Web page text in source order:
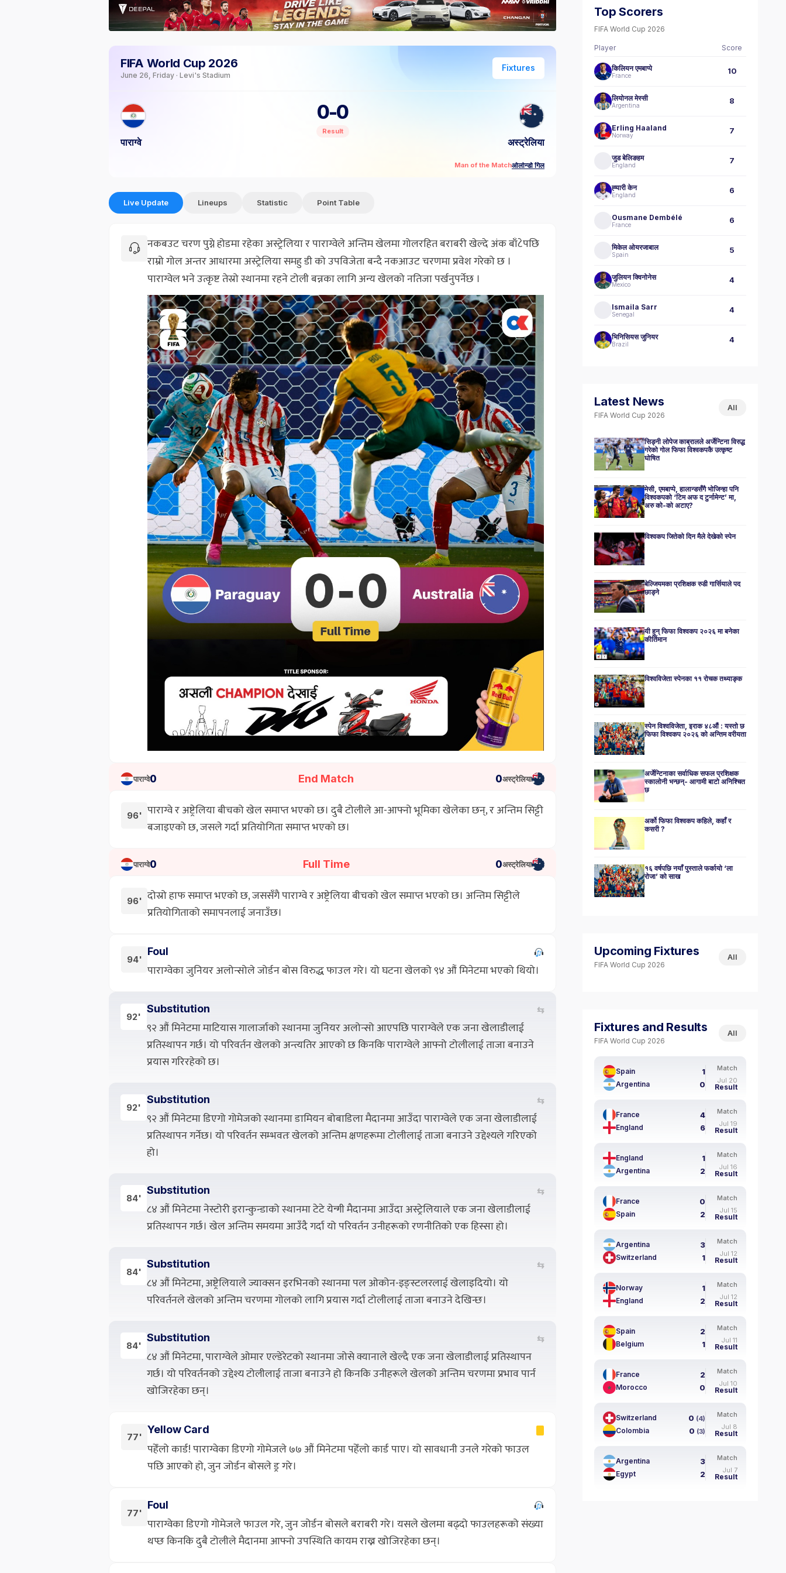
FIFA World Cup 2026
June 26, Friday · Levi's Stadium
Fixtures
पाराग्वे
0-0
Result
अस्ट्रेलिया
Man of the Matchओर्लान्डो गिल
Live Update Lineups Statistic Point Table
नकबउट चरण पुग्ने होडमा रहेका अस्ट्रेलिया र पाराग्वेले अन्तिम खेलमा गोलरहित बराबरी खेल्दे अंक बाँ८ेपछि
राम्रो गोल अन्तर आधारमा अस्ट्रेलिया समहु डी को उपविजेता बन्दै नकआउट चरणमा प्रवेश गरेको छ ।
पाराग्वेल भने उत्कृष्ट तेस्रो स्थानमा रहने टोली बन्नका लागि अन्य खेलको नतिजा पर्खनुपर्नेछ ।
पाराग्वे0 End Match अस्ट्रेलिया
0
96' पाराग्वे र अष्ट्रेलिया बीचको खेल समाप्त भएको छ। दुबै टोलीले आ-आफ्नो भूमिका खेलेका छन्, र अन्तिम सिट्टी
बजाइएको छ, जसले गर्दा प्रतियोगिता समाप्त भएको छ।
पाराग्वे0 Full Time अस्ट्रेलिया
0
96' दोस्रो हाफ समाप्त भएको छ, जससँगै पाराग्वे र अष्ट्रेलिया बीचको खेल समाप्त भएको छ। अन्तिम सिट्टीले
प्रतियोगिताको समापनलाई जनाउँछ।
94'
Foul
पाराग्वेका जुनियर अलोन्सोले जोर्डन बोस विरुद्ध फाउल गरे। यो घटना खेलको ९४ औं मिनेटमा भएको थियो।
92'
Substitution ⇆
९२ औं मिनेटमा माटियास गालार्जाको स्थानमा जुनियर अलोन्सो आएपछि पाराग्वेले एक जना खेलाडीलाई
प्रतिस्थापन गर्छ। यो परिवर्तन खेलको अन्त्यतिर आएको छ किनकि पाराग्वेले आफ्नो टोलीलाई ताजा बनाउने
प्रयास गरिरहेको छ।
92'
Substitution ⇆
९२ औं मिनेटमा डिएगो गोमेजको स्थानमा डामियन बोबाडिला मैदानमा आउँदा पाराग्वेले एक जना खेलाडीलाई
प्रतिस्थापन गर्नेछ। यो परिवर्तन सम्भवतः खेलको अन्तिम क्षणहरूमा टोलीलाई ताजा बनाउने उद्देश्यले गरिएको
हो।
84'
Substitution ⇆
८४ औं मिनेटमा नेस्टोरी इरान्कुन्डाको स्थानमा टेटे येन्गी मैदानमा आउँदा अस्ट्रेलियाले एक जना खेलाडीलाई
प्रतिस्थापन गर्छ। खेल अन्तिम समयमा आउँदै गर्दा यो परिवर्तन उनीहरूको रणनीतिको एक हिस्सा हो।
84'
Substitution ⇆
८४ औं मिनेटमा, अष्ट्रेलियाले ज्याक्सन इरभिनको स्थानमा पल ओकोन-इङ्स्टलरलाई खेलाइदियो। यो
परिवर्तनले खेलको अन्तिम चरणमा गोलको लागि प्रयास गर्दा टोलीलाई ताजा बनाउने देखिन्छ।
84'
Substitution ⇆
८४ औं मिनेटमा, पाराग्वेले ओमार एल्डेरेटको स्थानमा जोसे क्यानाले खेल्दै एक जना खेलाडीलाई प्रतिस्थापन
गर्छ। यो परिवर्तनको उद्देश्य टोलीलाई ताजा बनाउने हो किनकि उनीहरूले खेलको अन्तिम चरणमा प्रभाव पार्न
खोजिरहेका छन्।
77'
Yellow Card
पहेँलो कार्ड! पाराग्वेका डिएगो गोमेजले ७७ औं मिनेटमा पहेँलो कार्ड पाए। यो सावधानी उनले गरेको फाउल
पछि आएको हो, जुन जोर्डन बोसले ड्र गरे।
77'
Foul
पाराग्वेका डिएगो गोमेजले फाउल गरे, जुन जोर्डन बोसले बराबरी गरे। यसले खेलमा बढ्दो फाउलहरूको संख्या
थप्छ किनकि दुबै टोलीले मैदानमा आफ्नो उपस्थिति कायम राख्न खोजिरहेका छन्।
Top Scorers
FIFA World Cup 2026
Player Score
किलियन एमबाप्पे
France 10
लियोनल मेस्सी
Argentina 8
Erling Haaland
Norway 7
जुड बेलिङहम
England 7
ह्‍यारी केन
England 6
Ousmane Dembélé
France 6
मिकेल ओयरजाबाल
Spain 5
जुलियन क्विनोनेस
Mexico 4
Ismaila Sarr
Senegal 4
भिनिसियस जुनियर
Brazil 4
Latest News
FIFA World Cup 2026
All
सिड्नी लोपेज काब्रालले अर्जेन्टिना विरुद्ध
गरेको गोल फिफा विश्वकपकै उत्कृष्ट
घोषित
मेसी, एमबाप्पे, हालान्डसँगै भोजिन्हा पनि
विश्वकपको ‘टिम अफ द टुर्नामेन्ट’ मा,
अरु को-को अटाए?
विश्वकप जितेको दिन मैले देखेको स्पेन
बेल्जियमका प्रशिक्षक रुडी गार्सियाले पद
छाड्ने
यी हुन् फिफा विश्वकप २०२६ मा बनेका
कीर्तिमान
विश्वविजेता स्पेनका ११ रोचक तथ्याङ्क
स्पेन विश्वविजेता, इराक ४८औं : यस्तो छ
फिफा विश्वकप २०२६ को अन्तिम वरीयता
अर्जेन्टिनाका सर्वाधिक सफल प्रशिक्षक
स्कालोनी भन्छन्- आगामी बाटो अनिश्चित
छ
अर्को फिफा विश्वकप कहिले, कहाँ र
कसरी ?
१६ वर्षपछि नयाँ पुस्ताले फर्कायो ‘ला
रोजा’ को साख
Upcoming Fixtures
FIFA World Cup 2026
All
Fixtures and Results
FIFA World Cup 2026
All
Spain 1
Argentina 0
Match
Jul 20
Result
France 4
England 6
Match
Jul 19
Result
England 1
Argentina 2
Match
Jul 16
Result
France 0
Spain 2
Match
Jul 15
Result
Argentina 3
Switzerland 1
Match
Jul 12
Result
Norway 1
England 2
Match
Jul 12
Result
Spain 2
Belgium 1
Match
Jul 11
Result
France 2
Morocco 0
Match
Jul 10
Result
Switzerland 0 (4)
Colombia 0 (3)
Match
Jul 8
Result
Argentina 3
Egypt 2
Match
Jul 7
Result